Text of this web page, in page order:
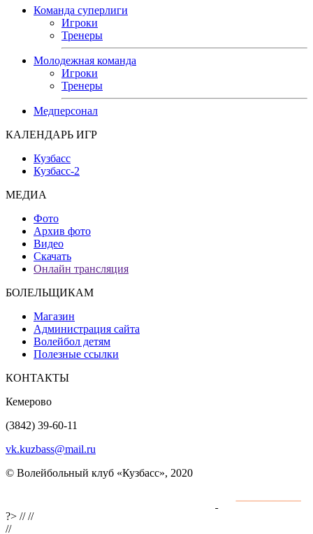
Команда суперлиги
Игроки
Тренеры
Молодежная команда
Игроки
Тренеры
Медперсонал
КАЛЕНДАРЬ ИГР
Кузбасс
Кузбасс-2
МЕДИА
Фото
Архив фото
Видео
Скачать
Онлайн трансляция
БОЛЕЛЬЩИКАМ
Магазин
Администрация сайта
Волейбол детям
Полезные ссылки
КОНТАКТЫ
Кемерово
(3842) 39-60-11
vk.kuzbass@mail.ru
© Волейбольный клуб «Кузбасс», 2020
?> ////
//